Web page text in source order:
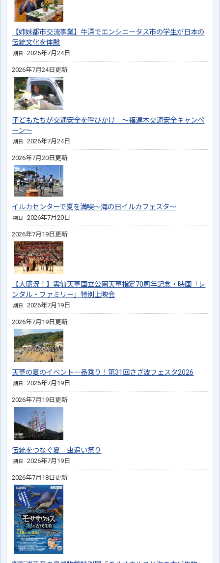
【姉妹都市交流事業】牛深でエンシニータス市の学生が日本の
伝統文化を体験
期日 2026年7月24日
2026年7月24日更新
子どもたちが交通安全を呼びかけ ～福連木交通安全キャンペ
ーン～
期日 2026年7月24日
2026年7月20日更新
イルカセンターで夏を満喫～海の日イルカフェスタ～
期日 2026年7月20日
2026年7月19日更新
【大盛況！】雲仙天草国立公園天草指定70周年記念・映画「レ
ンタル・ファミリー」特別上映会
期日 2026年7月19日
2026年7月19日更新
天草の夏のイベント一番乗り！第31回さざ波フェスタ2026
期日 2026年7月19日
2026年7月19日更新
伝統をつなぐ夏 虫追い祭り
期日 2026年7月19日
2026年7月18日更新